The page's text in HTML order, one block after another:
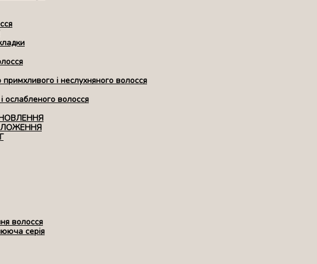
і неслухняного волосся
ослабленого волосся
волосся
серія